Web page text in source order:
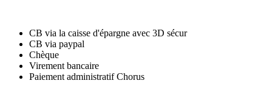
CB via la caisse d'épargne avec 3D sécur
CB via paypal
Chèque
Virement bancaire
Paiement administratif Chorus